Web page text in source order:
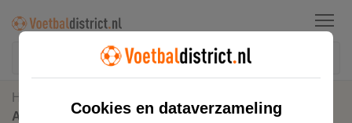
Menu
Home
Adidas Real Madrid 25/26 Authentiek Uitshirt
Cookies en dataverzameling